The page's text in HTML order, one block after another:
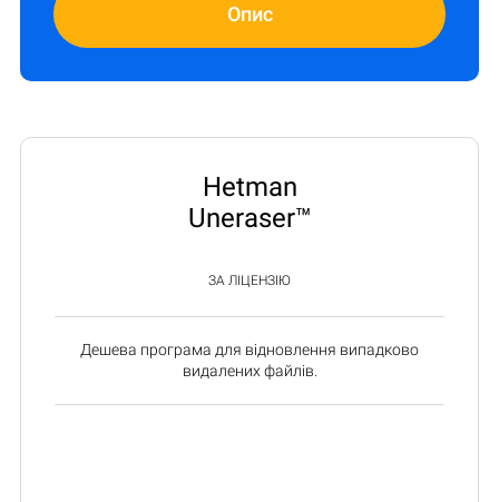
Опис
Hetman
Uneraser™
ЗА ЛІЦЕНЗІЮ
Дешева програма для відновлення випадково
видалених файлів.